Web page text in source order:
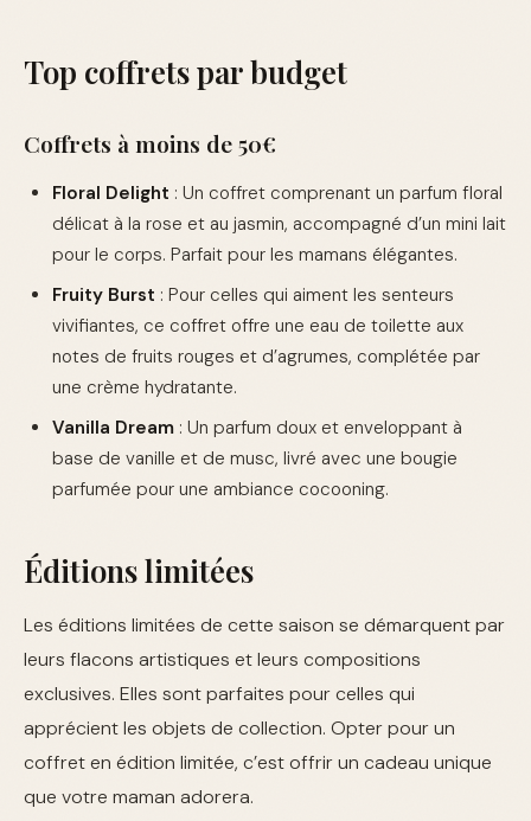
Top coffrets par budget
Coffrets à moins de 50€
Floral Delight : Un coffret comprenant un parfum floral
délicat à la rose et au jasmin, accompagné d’un mini lait
pour le corps. Parfait pour les mamans élégantes.
Fruity Burst : Pour celles qui aiment les senteurs
vivifiantes, ce coffret offre une eau de toilette aux
notes de fruits rouges et d’agrumes, complétée par
une crème hydratante.
Vanilla Dream : Un parfum doux et enveloppant à
base de vanille et de musc, livré avec une bougie
parfumée pour une ambiance cocooning.
Éditions limitées
Les éditions limitées de cette saison se démarquent par
leurs flacons artistiques et leurs compositions
exclusives. Elles sont parfaites pour celles qui
apprécient les objets de collection. Opter pour un
coffret en édition limitée, c’est offrir un cadeau unique
que votre maman adorera.